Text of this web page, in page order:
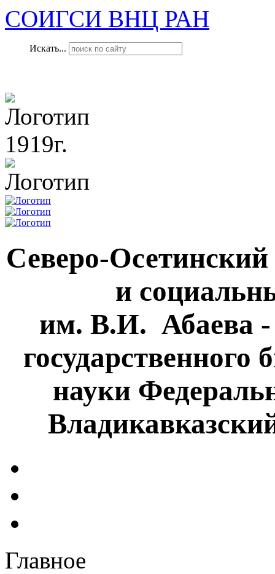
СОИГСИ ВНЦ РАН
Искать...
1919г.
Северо-
и
им. В.И. Абаева -
науки
Главное